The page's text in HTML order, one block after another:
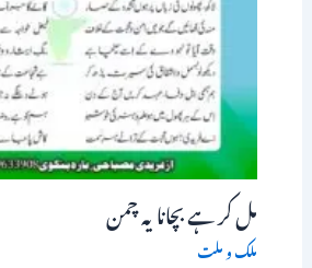
مل کر ہے بچانا یہ چمن
ملک و ملت